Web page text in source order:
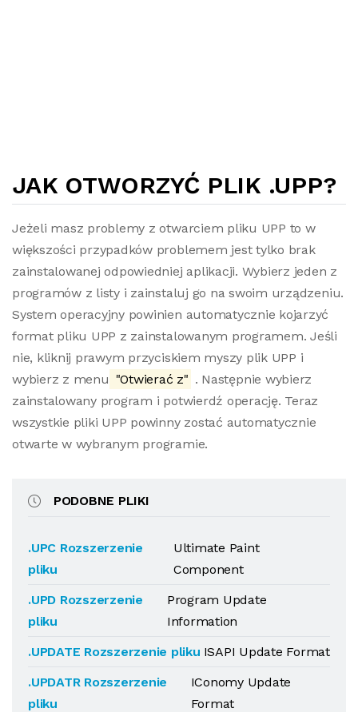
JAK OTWORZYĆ PLIK .UPP?
Jeżeli masz problemy z otwarciem pliku UPP to w
większości przypadków problemem jest tylko brak
zainstalowanej odpowiedniej aplikacji. Wybierz jeden z
programów z listy i zainstaluj go na swoim urządzeniu.
System operacyjny powinien automatycznie kojarzyć
format pliku UPP z zainstalowanym programem. Jeśli
nie, kliknij prawym przyciskiem myszy plik UPP i
wybierz z menu "Otwierać z" . Następnie wybierz
zainstalowany program i potwierdź operację. Teraz
wszystkie pliki UPP powinny zostać automatycznie
otwarte w wybranym programie.
PODOBNE PLIKI
.UPC Rozszerzenie
pliku
Ultimate Paint
Component
.UPD Rozszerzenie
pliku
Program Update
Information
.UPDATE Rozszerzenie pliku ISAPI Update Format
.UPDATR Rozszerzenie
pliku
IConomy Update
Format